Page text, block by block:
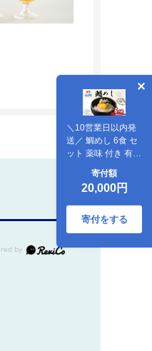
＼10営業日以内発
送／ 鯛めし 6食 セ
ット 薬味 付き 有限
生鯛めし 真鯛 鯛 マ
ダイ タイ tai 刺身
お刺身 刺し身 丼 丼
ぶり 海鮮丼 郷土料
理 鯛飯 海鮮 人気
寄付額
20,000円
寄付をする